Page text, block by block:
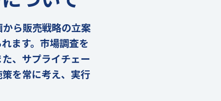
ら販売戦略の立案
ます。市場調査を
、サプライチェー
を常に考え、実行